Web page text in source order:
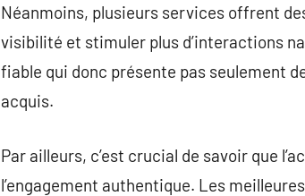
Néanmoins, plusieurs services offrent
visibilité et stimuler plus d’interactions
fiable qui donc présente pas seulement
acquis.
Par ailleurs, c’est crucial de savoir que
l’engagement authentique. Les